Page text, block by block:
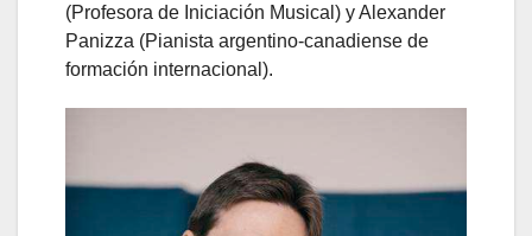
(Profesora de Iniciación Musical) y Alexander
Panizza (Pianista argentino-canadiense de
formación internacional).